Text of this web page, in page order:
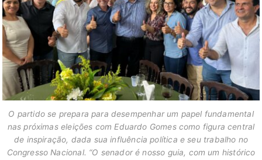
O partido se prepara para desempenhar um papel fundamental
nas próximas eleições com Eduardo Gomes como figura central
de inspiração, dada sua influência política e seu trabalho no
Congresso Nacional. “O senador é nosso guia, com um histórico